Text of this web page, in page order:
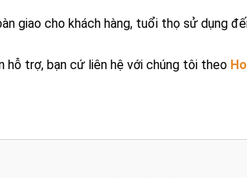
giao cho khách hàng, tuổi thọ sử dụng
hỗ trợ, bạn cứ liên hệ với chúng tôi theo